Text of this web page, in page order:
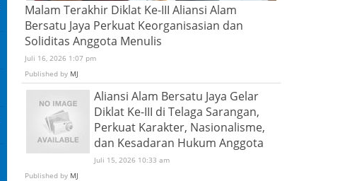
Malam Terakhir Diklat Ke-III Aliansi Alam
Bersatu Jaya Perkuat Keorganisasian dan
Soliditas Anggota Menulis
Juli 16, 2026 1:07 pm
Published by MJ
Aliansi Alam Bersatu Jaya Gelar
Diklat Ke-III di Telaga Sarangan,
Perkuat Karakter, Nasionalisme,
dan Kesadaran Hukum Anggota
Juli 15, 2026 10:33 am
Published by MJ